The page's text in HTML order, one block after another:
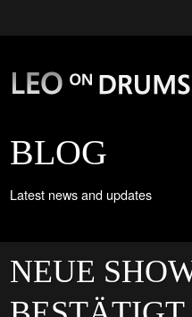
BLOG
Latest news and updates
NEUE